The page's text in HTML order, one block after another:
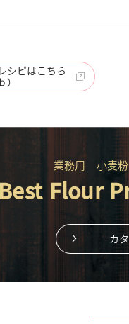
シピはこちら
業務用 小麦粉
Best Flour
カ